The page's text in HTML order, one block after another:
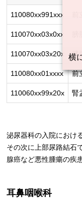
110080xx991xxx
110070xx03x0xx
110070xx03x20x 膀
110080xx01xxxx 前
110060xx99x20x 腎
泌尿器科の入院におけ
その次に上部尿路結石
腺癌など悪性腫瘍の疾
耳鼻咽喉科